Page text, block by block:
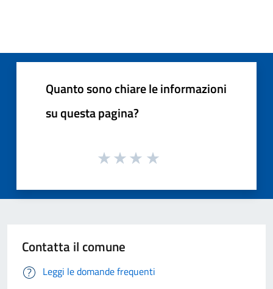
Quanto sono chiare le informazioni
su questa pagina?
Contatta il comune
Leggi le domande frequenti